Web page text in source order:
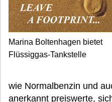
Marina Boltenhagen bietet
Flüssiggas-Tankstelle
wie Normalbenzin und
anerkannt preiswerte,